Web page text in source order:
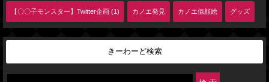
【〇〇子モンスター】Twitter企画 (1) カノエ発見 カノエ似顔絵 グッズ
きーわーど検索